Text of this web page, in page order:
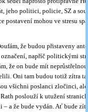
jeho politici, policie, SZ a
postavení mohou ve stresu
že budou přistaveny
napříč politickými
že on bude mít
Oni tam budou totiž zítra
všichni poslanci zločinci,
poslouží k utužení
a že bude vydán. Ať bude